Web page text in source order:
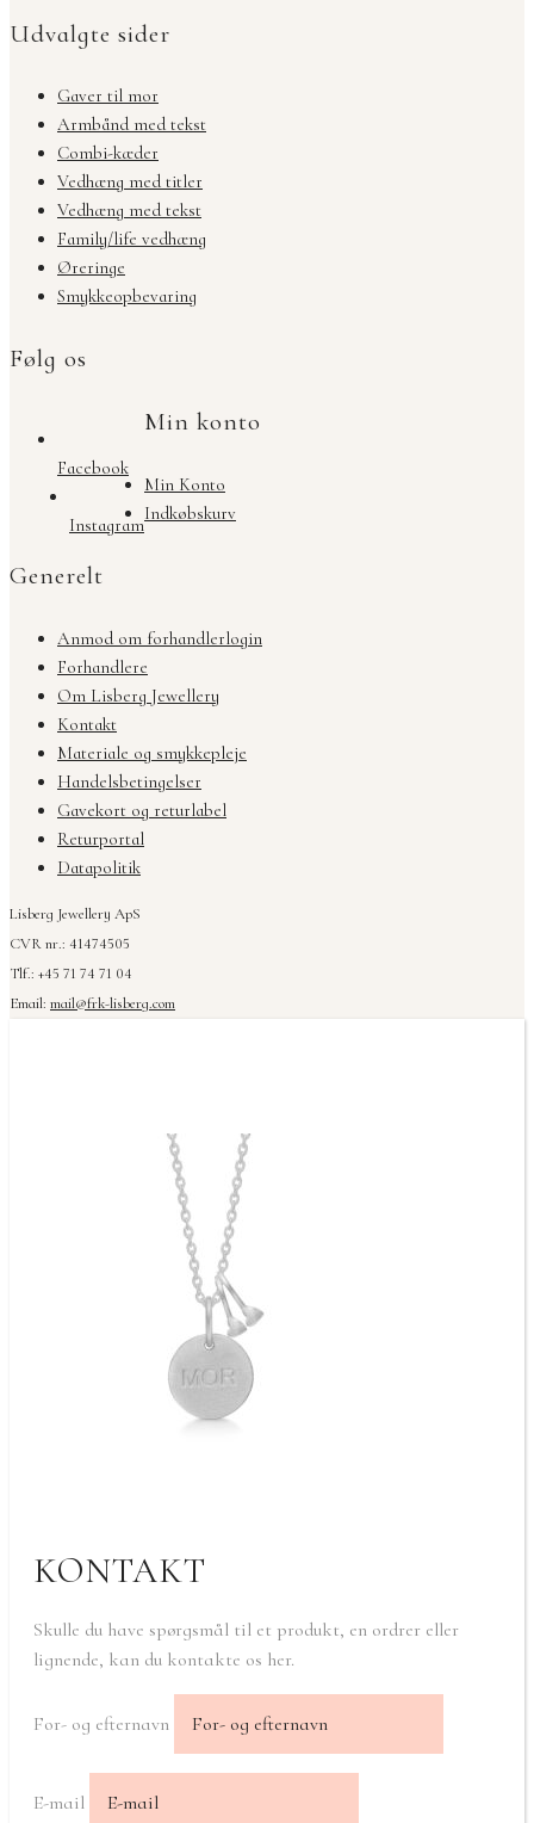
Udvalgte sider
Gaver til mor
Armbånd med tekst
Combi-kæder
Vedhæng med titler
Vedhæng med tekst
Family/life vedhæng
Øreringe
Smykkeopbevaring
Følg os
Facebook
Instagram
Min konto
Min Konto
Indkøbskurv
Generelt
Anmod om forhandlerlogin
Forhandlere
Om Lisberg Jewellery
Kontakt
Materiale og smykkepleje
Handelsbetingelser
Gavekort og returlabel
Returportal
Datapolitik
Lisberg Jewellery ApS
CVR nr.: 41474505
Tlf.: +45 71 74 71 04
Email: mail@frk-lisberg.com
KONTAKT
Skulle du have spørgsmål til et produkt, en ordrer eller
lignende, kan du kontakte os her.
For- og efternavn
E-mail